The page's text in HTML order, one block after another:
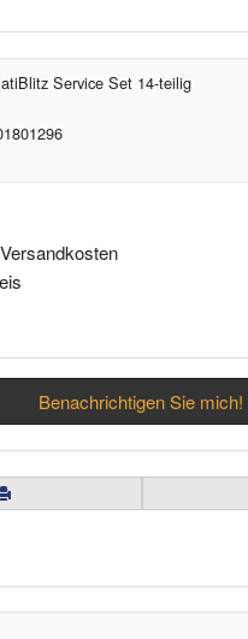
Service Set 14-teilig
Benachrichtigen Sie mich!